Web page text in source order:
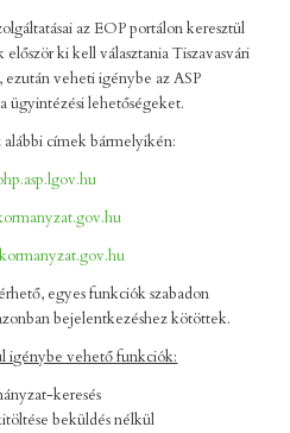
az EOP portálon keresztül
ki kell választania Tiszavasvári
veheti igénybe az ASP
ügyintézési lehetőségeket.
címek bármelyikén:
egyes funkciók szabadon
bejelentkezéshez kötöttek.
igénybe vehető funkciók:
keresés
beküldés nélkül